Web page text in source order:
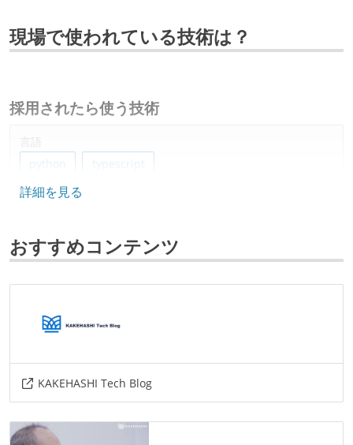
現場で使われている技術は？
採用されたら使う技術
言語
python
typescript
その他
lamdba
aws-cdk databricks
詳細を見る
おすすめコンテンツ
KAKEHASHI Tech Blog